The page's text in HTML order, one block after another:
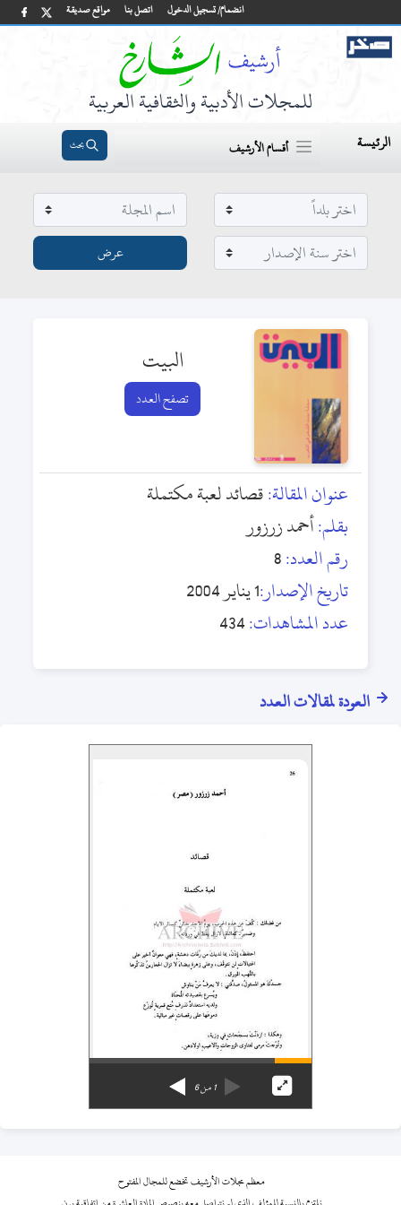
مواقع صديقة اتصل بنا انضمام/ تسجيل الدخول
للمجلات الأدبية والثقافية العربية
الرئيسة أقسام الأرشيف بحث
البيت
تصفح العدد
عنوان المقالة:قصائد لعبة مكتملة
بقلم:أحمد زرزور
رقم العدد:8
تاريخ الإصدار:1 يناير 2004
عدد المشاهدات:434
العودة لمقالات العدد
1من6
معظم مجلات الأرشيف تخضع للمجال المفتوح